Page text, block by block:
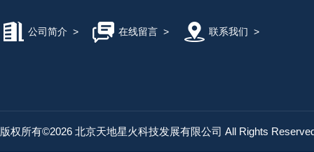
公司简介 > 在线留言> 联系我们 >
版权所有©2026 北京天地星火科技发展有限公司 All Rights